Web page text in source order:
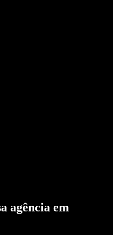
agência em